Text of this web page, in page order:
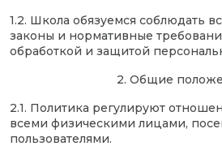
1.2. Школа обязуемся соблюдать
законы и нормативные
обработкой и защитой
2. Общие
2.1. Политика регулируют
всеми физическими лицами,
пользователями.